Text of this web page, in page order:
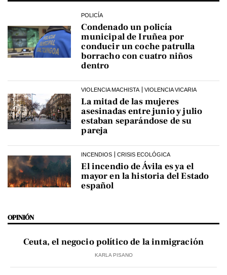
POLICÍA
Condenado un policía
municipal de Iruñea por
conducir un coche patrulla
borracho con cuatro niños
dentro
VIOLENCIA MACHISTA VIOLENCIA VICARIA
La mitad de las mujeres
asesinadas entre junio y julio
estaban separándose de su
pareja
INCENDIOS CRISIS ECOLÓGICA
El incendio de Ávila es ya el
mayor en la historia del Estado
español
OPINIÓN
Ceuta, el negocio político de la inmigración
KARLA PISANO